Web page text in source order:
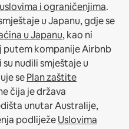
i ograničenjima.
u Japanu, gdje se
u Japanu, kao ni
putem kompanije Airbnb
nudili smještaje u
sePlan zaštite
čija je država
unutar Australije,
podliježeUslovima